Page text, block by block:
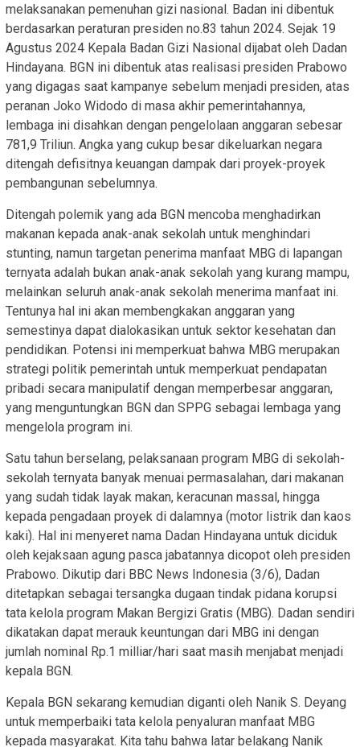
melaksanakan pemenuhan gizi nasional. Badan ini dibentuk
berdasarkan peraturan presiden no.83 tahun 2024. Sejak 19
Agustus 2024 Kepala Badan Gizi Nasional dijabat oleh Dadan
Hindayana. BGN ini dibentuk atas realisasi presiden Prabowo
yang digagas saat kampanye sebelum menjadi presiden, atas
peranan Joko Widodo di masa akhir pemerintahannya,
lembaga ini disahkan dengan pengelolaan anggaran sebesar
781,9 Triliun. Angka yang cukup besar dikeluarkan negara
ditengah defisitnya keuangan dampak dari proyek-proyek
pembangunan sebelumnya.
Ditengah polemik yang ada BGN mencoba menghadirkan
makanan kepada anak-anak sekolah untuk menghindari
stunting, namun targetan penerima manfaat MBG di lapangan
ternyata adalah bukan anak-anak sekolah yang kurang mampu,
melainkan seluruh anak-anak sekolah menerima manfaat ini.
Tentunya hal ini akan membengkakan anggaran yang
semestinya dapat dialokasikan untuk sektor kesehatan dan
pendidikan. Potensi ini memperkuat bahwa MBG merupakan
strategi politik pemerintah untuk memperkuat pendapatan
pribadi secara manipulatif dengan memperbesar anggaran,
yang menguntungkan BGN dan SPPG sebagai lembaga yang
mengelola program ini.
Satu tahun berselang, pelaksanaan program MBG di sekolah-
sekolah ternyata banyak menuai permasalahan, dari makanan
yang sudah tidak layak makan, keracunan massal, hingga
kepada pengadaan proyek di dalamnya (motor listrik dan kaos
kaki). Hal ini menyeret nama Dadan Hindayana untuk diciduk
oleh kejaksaan agung pasca jabatannya dicopot oleh presiden
Prabowo. Dikutip dari BBC News Indonesia (3/6), Dadan
ditetapkan sebagai tersangka dugaan tindak pidana korupsi
tata kelola program Makan Bergizi Gratis (MBG). Dadan sendiri
dikatakan dapat merauk keuntungan dari MBG ini dengan
jumlah nominal Rp.1 milliar/hari saat masih menjabat menjadi
kepala BGN.
Kepala BGN sekarang kemudian diganti oleh Nanik S. Deyang
untuk memperbaiki tata kelola penyaluran manfaat MBG
kepada masyarakat. Kita tahu bahwa latar belakang Nanik